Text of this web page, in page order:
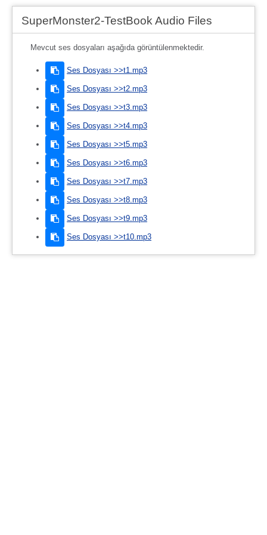
SuperMonster2-TestBook Audio Files
Mevcut ses dosyaları aşağıda görüntülenmektedir.
Ses Dosyası >>t1.mp3
Ses Dosyası >>t2.mp3
Ses Dosyası >>t3.mp3
Ses Dosyası >>t4.mp3
Ses Dosyası >>t5.mp3
Ses Dosyası >>t6.mp3
Ses Dosyası >>t7.mp3
Ses Dosyası >>t8.mp3
Ses Dosyası >>t9.mp3
Ses Dosyası >>t10.mp3